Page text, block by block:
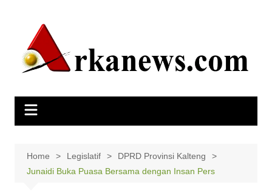
Home Legislatif
DPRD Provinsi Kalteng
Junaidi Buka Puasa Bersama dengan Insan Pers